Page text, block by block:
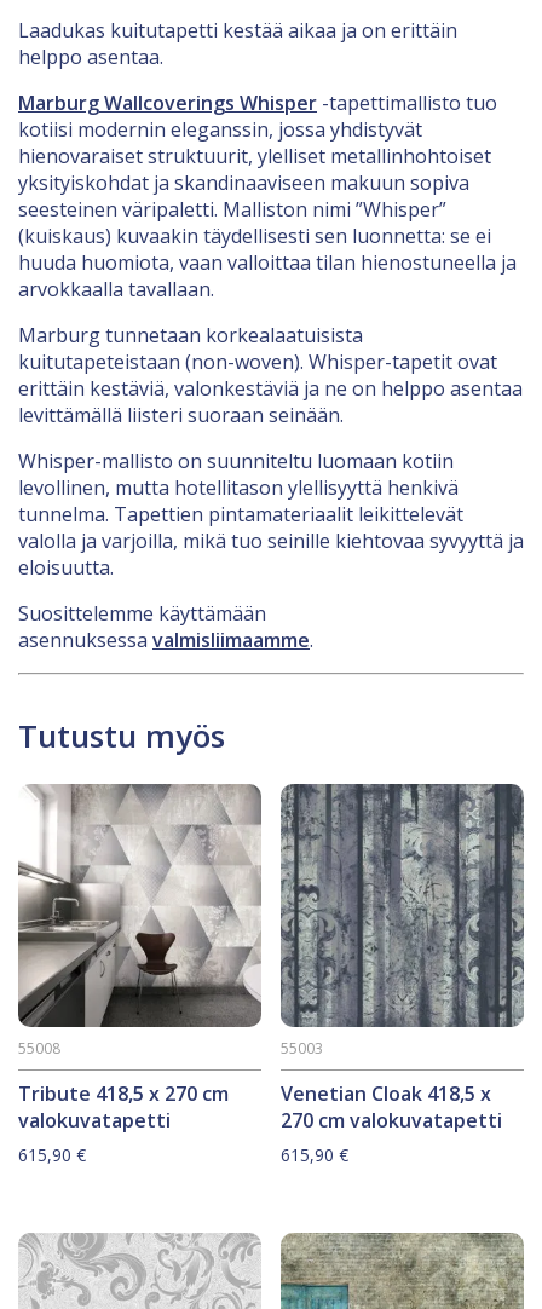
Laadukas kuitutapetti kestää aikaa ja on erittäin
helppo asentaa.
Marburg Wallcoverings Whisper -tapettimallisto tuo
kotiisi modernin eleganssin, jossa yhdistyvät
hienovaraiset struktuurit, ylelliset metallinhohtoiset
yksityiskohdat ja skandinaaviseen makuun sopiva
seesteinen väripaletti. Malliston nimi ”Whisper”
(kuiskaus) kuvaakin täydellisesti sen luonnetta: se ei
huuda huomiota, vaan valloittaa tilan hienostuneella ja
arvokkaalla tavallaan.
Marburg tunnetaan korkealaatuisista
kuitutapeteistaan (non-woven). Whisper-tapetit ovat
erittäin kestäviä, valonkestäviä ja ne on helppo asentaa
levittämällä liisteri suoraan seinään.
Whisper-mallisto on suunniteltu luomaan kotiin
levollinen, mutta hotellitason ylellisyyttä henkivä
tunnelma. Tapettien pintamateriaalit leikittelevät
valolla ja varjoilla, mikä tuo seinille kiehtovaa syvyyttä ja
eloisuutta.
Suosittelemme käyttämään
asennuksessa valmisliimaamme.
Tutustu myös
Tribute 418,5 x 270 cm
valokuvatapetti
55008
615,90 €
Venetian Cloak 418,5 x
270 cm valokuvatapetti
55003
615,90€